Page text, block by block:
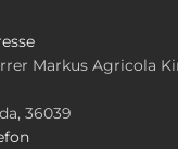
Markus Agricola
36039